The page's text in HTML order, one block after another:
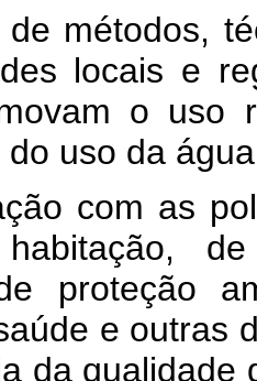
métodos,
locais e
o uso
uso da
com as
habitação,
proteção
e outras
da qualidade